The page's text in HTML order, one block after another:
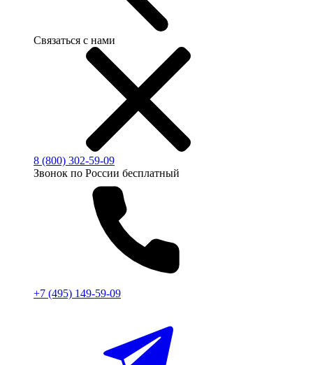
Связаться с нами
8 (800) 302-59-09
Звонок по России бесплатный
+7 (495) 149-59-09